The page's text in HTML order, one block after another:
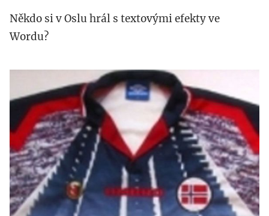
Někdo si v Oslu hrál s textovými efekty ve
Wordu?
norway.jpg